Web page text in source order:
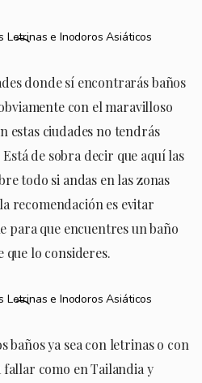
donde sí encontrarás baños
con el maravilloso
estas ciudades no tendrás
de sobra decir que aquí las
todo si andas en las zonas
recomendación es evitar
para que encuentres un baño
que lo consideres.
baños ya sea con letrinas o con
como en Tailandia y